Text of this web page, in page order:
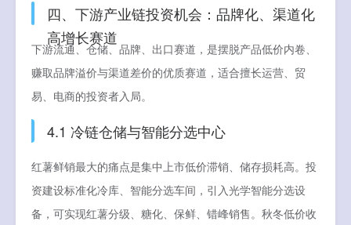
四、下游产业链投资机会：品牌化、渠道化
高增长赛道
下游流通、仓储、品牌、出口赛道，是摆脱产品低价内卷、
赚取品牌溢价与渠道差价的优质赛道，适合擅长运营、贸
易、电商的投资者入局。
4.1 冷链仓储与智能分选中心
红薯鲜销最大的痛点是集中上市低价滞销、储存损耗高。投
资建设标准化冷库、智能分选车间，引入光学智能分选设
备，可实现红薯分级、糖化、保鲜、错峰销售。秋冬低价收